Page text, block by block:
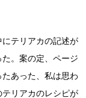
テリアカの記述が
。案の定、ページ
あった、私は思わ
リアカのレシピが